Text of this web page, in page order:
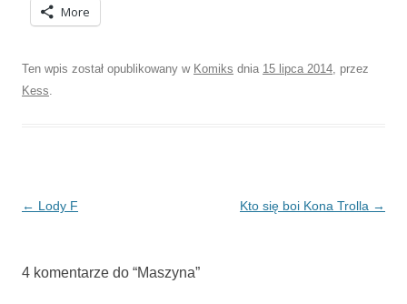
More
Ten wpis został opublikowany w Komiks dnia 15 lipca 2014 przez
Kess
Nawigacja
← Lody F Kto się boi Kona Trolla →
4 komentarze do “Maszyna”